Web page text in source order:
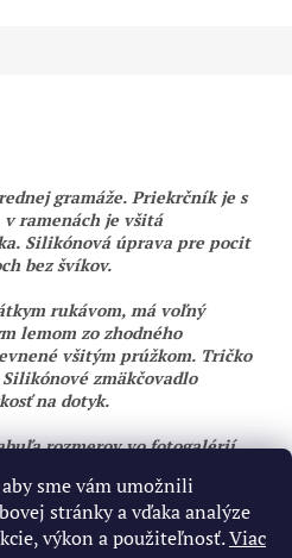
sme vám umožnili
stránky a vďaka analýze
výkon a použiteľnosť.Viac
gramáže. Priekrčník je s
ramenách je všitá
Silikónová úprava pre pocit
bez švíkov.
rukávom, má voľný
lemom zo zhodného
všitým prúžkom. Tričko
zmäkčovadlo
na dotyk.
rozmerov vo fotogalérií
dní